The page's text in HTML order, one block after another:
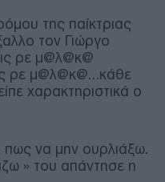
της παίκτριας
τον Γιώργο
ρε μ@λ@κ@
ρε μ@λ@κ@…κάθε
χαρακτηριστικά ο
να μην ουρλιάξω.
» του απάντησε η